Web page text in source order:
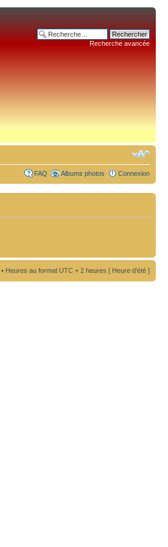
Recherche avancée
FAQ Albums photos Connexion
• Heures au format UTC + 2 heures [ Heure d’été ]